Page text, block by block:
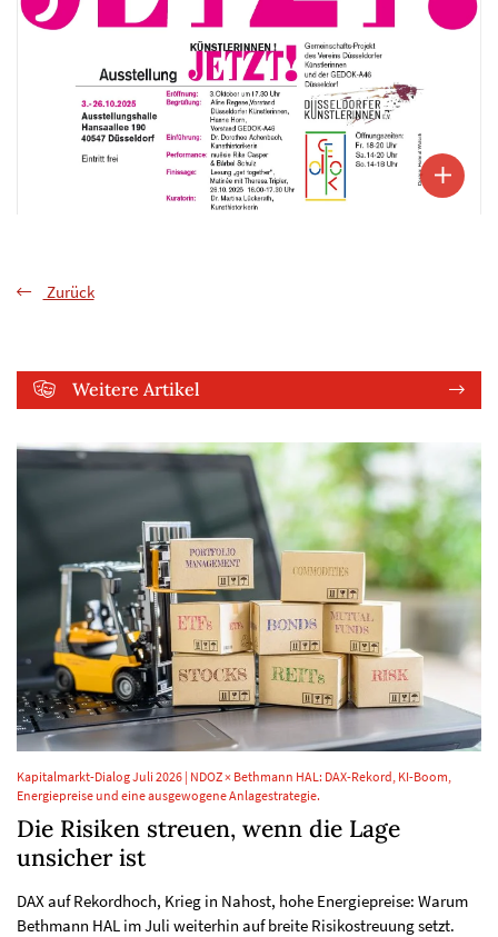
Zurück
Weitere Artikel
Kapitalmarkt-Dialog Juli 2026 | NDOZ × Bethmann HAL: DAX-Rekord, KI-Boom,
Energiepreise und eine ausgewogene Anlagestrategie.
Die Risiken streuen, wenn die Lage
unsicher ist
DAX auf Rekordhoch, Krieg in Nahost, hohe Energiepreise: Warum
Bethmann HAL im Juli weiterhin auf breite Risikostreuung setzt.